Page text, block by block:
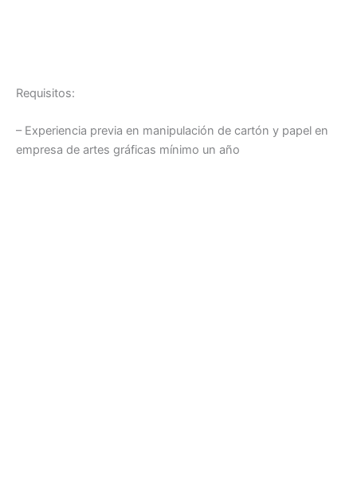
Requisitos:
– Experiencia previa en manipulación de cartón y papel en
empresa de artes gráficas mínimo un año